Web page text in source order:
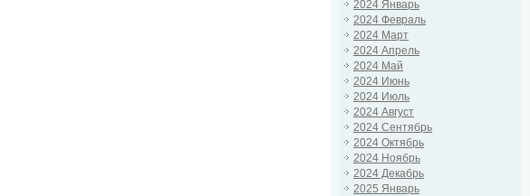
2024 Январь
2024 Февраль
2024 Март
2024 Апрель
2024 Май
2024 Июнь
2024 Июль
2024 Август
2024 Сентябрь
2024 Октябрь
2024 Ноябрь
2024 Декабрь
2025 Январь